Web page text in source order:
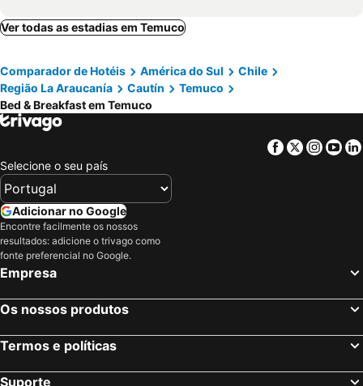
Ver todas as estadias em Temuco
Comparador de Hotéis América do Sul
Chile
Região La Araucanía
Cautín
Temuco
Bed & Breakfast em Temuco
Facebook
Twitter
Selecione o seu país
Adicionar no Google
Encontre facilmente os nossos
resultados: adicione o trivago como
fonte preferencial no Google.
Empresa
Os nossos produtos
Termos e políticas
Suporte